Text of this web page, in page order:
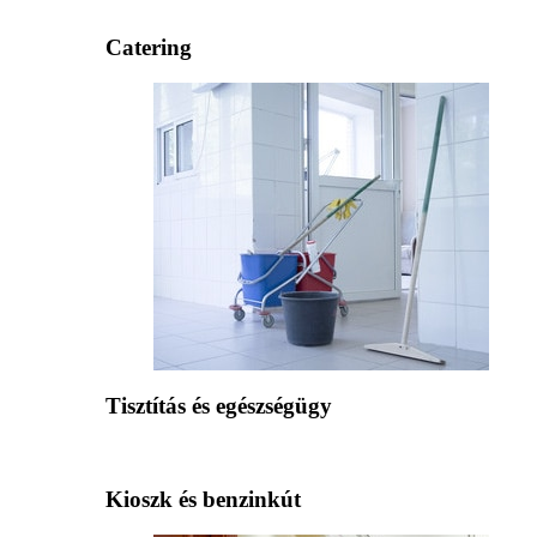
Catering
Tisztítás és egészségügy
Kioszk és benzinkút